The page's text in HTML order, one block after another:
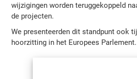
wijzigingen worden teruggekoppeld
de projecten.
We presenteerden dit standpunt ook
hoorzitting in het Europees Parlement.